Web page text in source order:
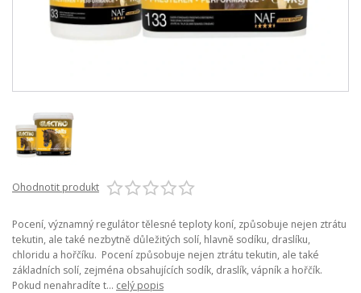
Ohodnotit produkt
Pocení, významný regulátor tělesné teploty koní, způsobuje nejen ztrátu
tekutin, ale také nezbytně důležitých solí, hlavně sodíku, draslíku,
chloridu a hořčíku. Pocení způsobuje nejen ztrátu tekutin, ale také
základních solí, zejména obsahujících sodík, draslík, vápník a hořčík.
Pokud nenahradíte t... celý popis